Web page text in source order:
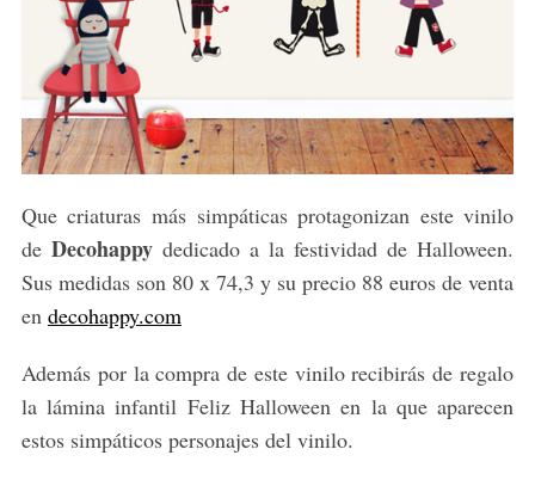
Que criaturas más simpáticas protagonizan este vinilo
de Decohappydedicado a la festividad de Halloween.
Sus medidas son 80 x 74,3 y su precio 88 euros de venta
en decohappy.com
Además por la compra de este vinilo recibirás de regalo
la lámina infantil Feliz Halloween en la que aparecen
estos simpáticos personajes del vinilo.